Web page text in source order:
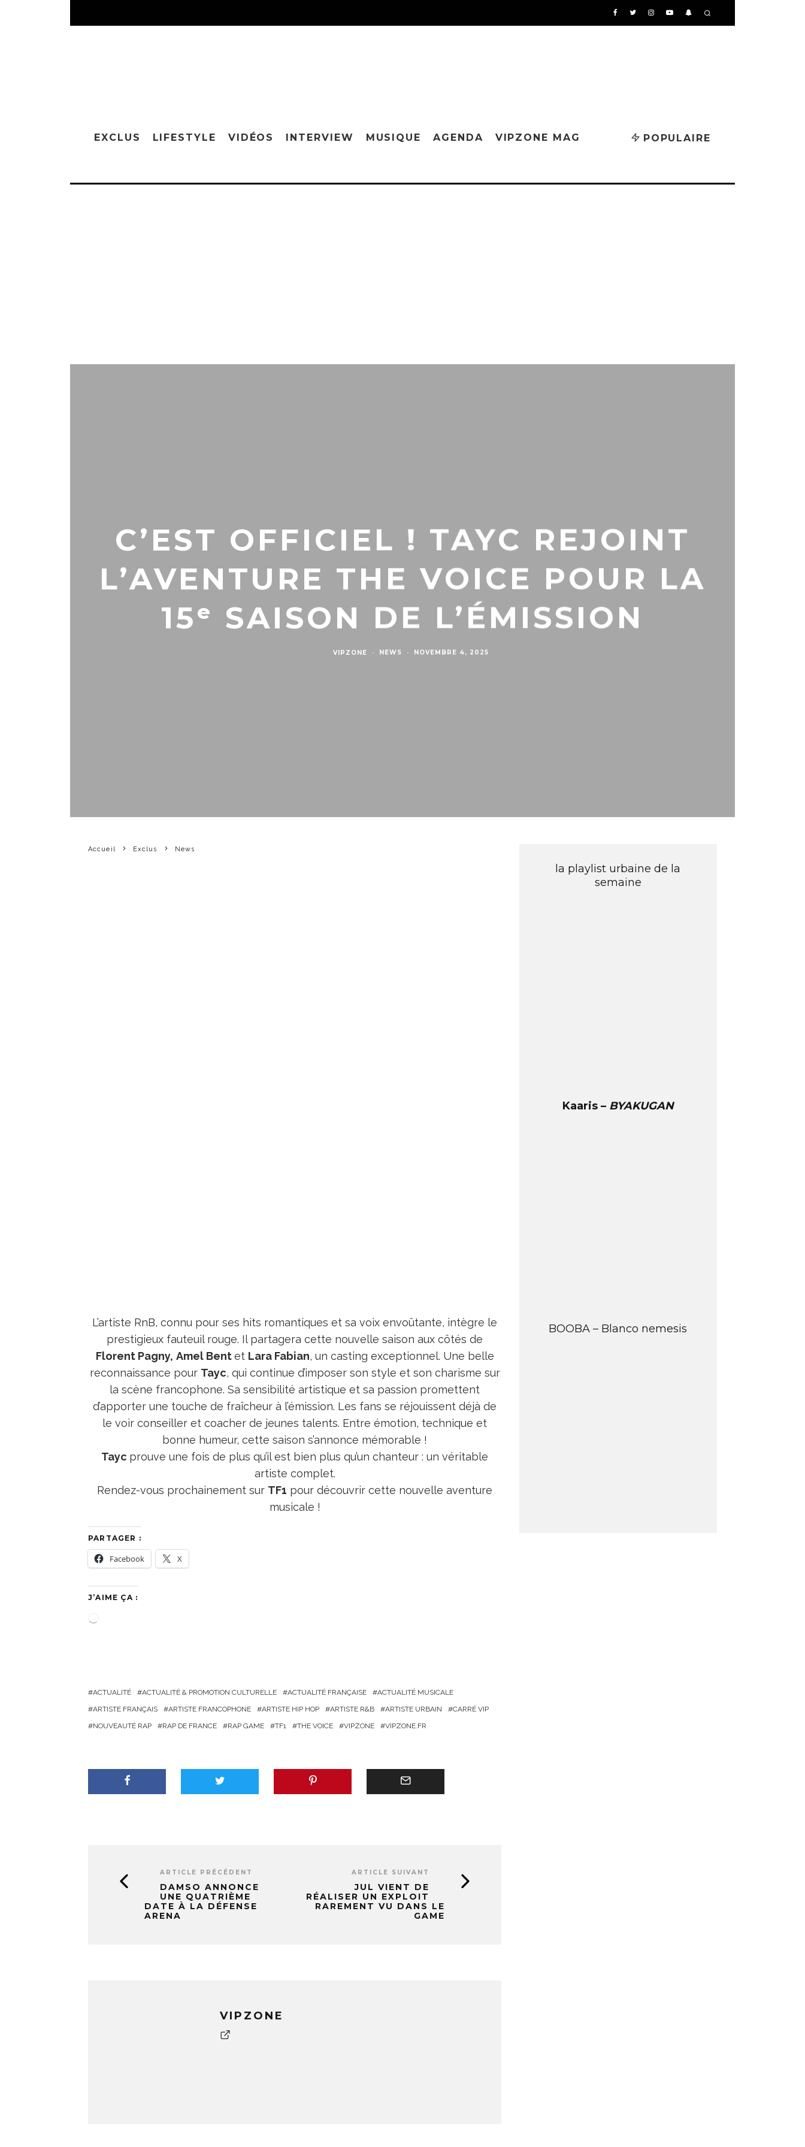
EXCLUS LIFESTYLE VIDÉOS INTERVIEW MUSIQUE AGENDA VIPZONE MAG POPULAIRE
C’EST OFFICIEL ! TAYC REJOINT
L’AVENTURE THE VOICE POUR LA
15ᵉ SAISON DE L’ÉMISSION
VIPZONE · NEWS · NOVEMBRE 4, 2025
Accueil Exclus News
L’artiste RnB, connu pour ses hits romantiques et sa voix envoûtante, intègre le
prestigieux fauteuil rouge. Il partagera cette nouvelle saison aux côtés de
Florent Pagny, Amel Bentet Lara Fabian, un casting exceptionnel. Une belle
reconnaissance pour Tayc, qui continue d’imposer son style et son charisme sur
la scène francophone. Sa sensibilité artistique et sa passion promettent
d’apporter une touche de fraîcheur à l’émission. Les fans se réjouissent déjà de
le voir conseiller et coacher de jeunes talents. Entre émotion, technique et
bonne humeur, cette saison s’annonce mémorable !
Tayc prouve une fois de plus qu’il est bien plus qu’un chanteur : un véritable
artiste complet.
Rendez-vous prochainement sur TF1 pour découvrir cette nouvelle aventure
musicale !
PARTAGER :
Facebook X
J’AIME ÇA :
t
ACTUALITÉ ACTUALITÉ & PROMOTION CULTURELLE ACTUALITÉ FRANÇAISE
ACTUALITÉ MUSICALE
ARTISTE FRANÇAIS
ARTISTE FRANCOPHONE ARTISTE HIP HOP ARTISTE R&B ARTISTE URBAIN
CARRÉ VIP
NOUVEAUTÉ RAP
RAP DE FRANCE RAP GAME TF1 THE VOICE VIPZONE VIPZONE.FR
ARTICLE PRÉCÉDENT
DAMSO ANNONCE
UNE QUATRIÈME
DATE À LA DÉFENSE
ARENA
ARTICLE SUIVANT
JUL VIENT DE
RÉALISER UN EXPLOIT
RAREMENT VU DANS LE
GAME
VIPZONE
la playlist urbaine de la
semaine
Kaaris – BYAKUGAN
BOOBA – Blanco nemesis